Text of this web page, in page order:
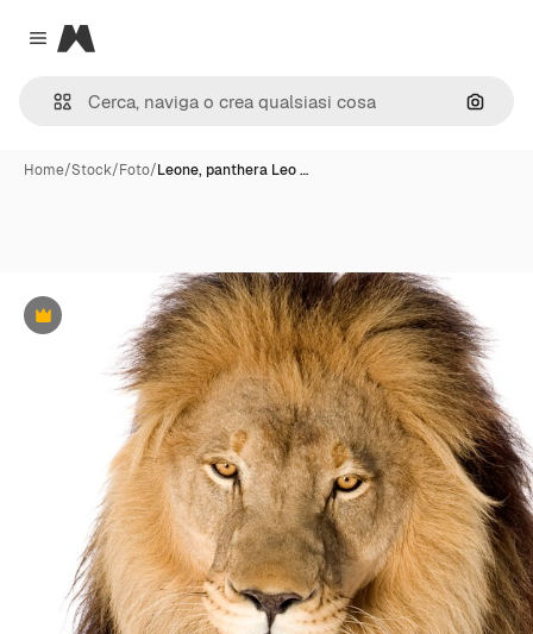
Close menu
Magnific
Cerca
Home/Stock/Foto/Leone, panthera Leo …
Premium